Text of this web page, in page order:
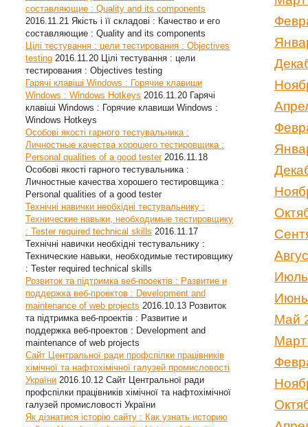
составляющие : Quality and its components
2016.11.21 Якість і її складові : Качество и его
составляющие : Quality and its components
Цілі тестування : цели тестирования : Objectives
testing 2016.11.20 Цілі тестування : цели
тестирования : Objectives testing
Гарячі клавіші Windows : Горячие клавиши
Windows : Windows Hotkeys 2016.11.20 Гарячі
клавіші Windows : Горячие клавиши Windows :
Windows Hotkeys
Особові якості гарного тестувальника :
Личностные качества хорошего тестировщика :
Personal qualities of a good tester 2016.11.18
Особові якості гарного тестувальника :
Личностные качества хорошего тестировщика :
Personal qualities of a good tester
Технічні навички необхідні тестувальнику :
Технические навыки, необходимые тестировщику
: Tester required technical skills 2016.11.17
Технічні навички необхідні тестувальнику :
Технические навыки, необходимые тестировщику
: Tester required technical skills
Розвиток та підтримка веб-проектів : Развитие и
поддержка веб-проектов : Development and
maintenance of web projects 2016.10.13 Розвиток
та підтримка веб-проектів : Развитие и
поддержка веб-проектов : Development and
maintenance of web projects
Сайт Центральної ради профспілки працівників
хімічної та нафтохімічної галузей промисловості
України 2016.10.12 Сайт Центральної ради
профспілки працівників хімічної та нафтохімічної
галузей промисловості України
Як дізнатися історію сайту : Как узнать историю
Май